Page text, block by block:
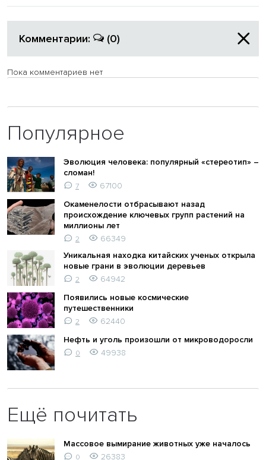
Комментарии: (0)
Пока комментариев нет
Популярное
Эволюция человека: популярный «стереотип» –
сломан!
7
67100
Окаменелости отбрасывают назад
происхождение ключевых групп растений на
миллионы лет
2
66349
Уникальная находка китайских ученых открыла
новые грани в эволюции деревьев
2
64942
Появились новые космические
путешественники
2
62440
Нефть и уголь произошли от микроводоросли
0 49938
Ещё почитать
Массовое вымирание животных уже началось
0 26383